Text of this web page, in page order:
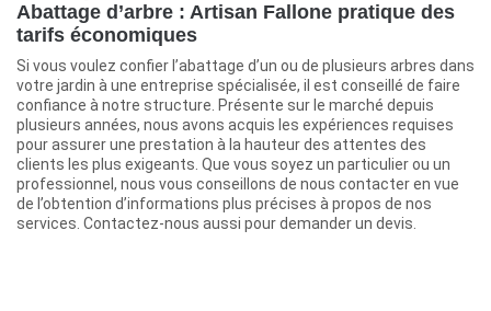
Abattage d’arbre : Artisan Fallone pratique des
tarifs économiques
Si vous voulez confier l’abattage d’un ou de plusieurs arbres dans
votre jardin à une entreprise spécialisée, il est conseillé de faire
confiance à notre structure. Présente sur le marché depuis
plusieurs années, nous avons acquis les expériences requises
pour assurer une prestation à la hauteur des attentes des
clients les plus exigeants. Que vous soyez un particulier ou un
professionnel, nous vous conseillons de nous contacter en vue
de l’obtention d’informations plus précises à propos de nos
services. Contactez-nous aussi pour demander un devis.